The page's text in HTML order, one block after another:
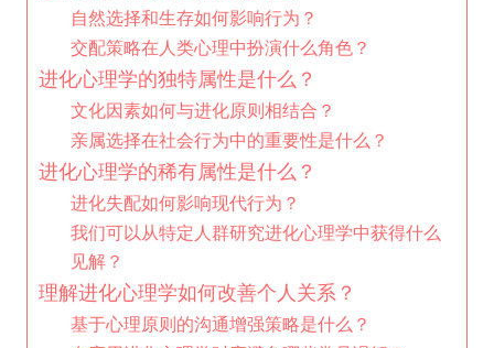
自然选择和生存如何影响行为？
交配策略在人类心理中扮演什么角色？
进化心理学的独特属性是什么？
文化因素如何与进化原则相结合？
亲属选择在社会行为中的重要性是什么？
进化心理学的稀有属性是什么？
进化失配如何影响现代行为？
我们可以从特定人群研究进化心理学中获得什么
见解？
理解进化心理学如何改善个人关系？
基于心理原则的沟通增强策略是什么？